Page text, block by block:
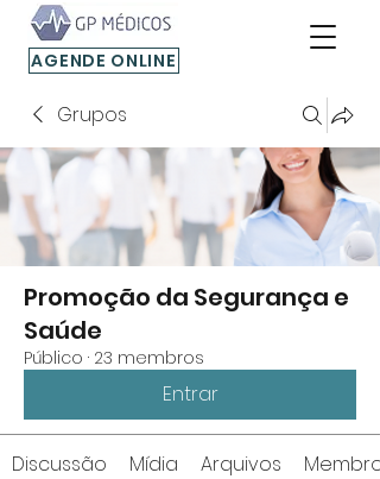
AGENDE ONLINE
Grupos
Promoção da Segurança e
Saúde
Público · 23 membros
Entrar
Discussão Mídia Arquivos Membros